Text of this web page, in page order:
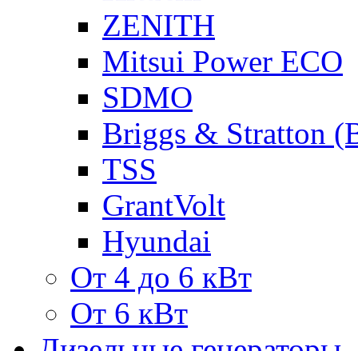
ZENITH
Mitsui Power ECO
SDMO
Briggs & Stratton
TSS
GrantVolt
Hyundai
От 4 до 6 кВт
От 6 кВт